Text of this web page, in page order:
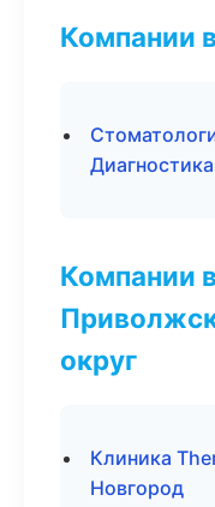
Компании
Компании
округ
Клиника
Новгород